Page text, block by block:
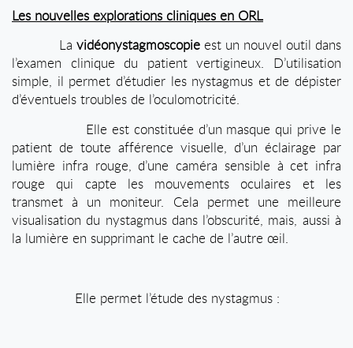
Les nouvelles explorations cliniques en ORL
La vidéonystagmoscopie est un nouvel outil dans
l’examen clinique du patient vertigineux. D’utilisation
simple, il permet d’étudier les nystagmus et de dépister
d’éventuels troubles de l’oculomotricité.
Elle est constituée d’un masque qui prive le
patient de toute afférence visuelle, d’un éclairage par
lumière infra rouge, d’une caméra sensible à cet infra
rouge qui capte les mouvements oculaires et les
transmet à un moniteur. Cela permet une meilleure
visualisation du nystagmus dans l’obscurité, mais, aussi à
la lumière en supprimant le cache de l’autre œil.
Elle permet l’étude des nystagmus :